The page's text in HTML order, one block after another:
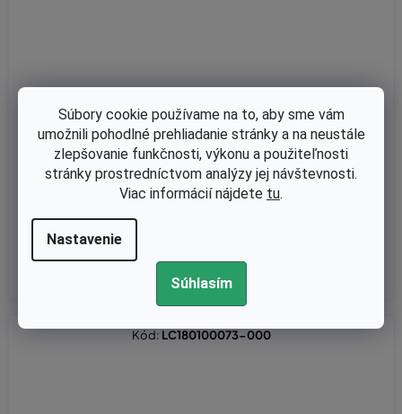
Súbory cookie používame na to, aby sme vám
umožnili pohodlné prehliadanie stránky a na neustále
zlepšovanie funkčnosti, výkonu a použiteľnosti
stránky prostredníctvom analýzy jej návštevnosti.
Viac informácií nájdete tu.
Nastavenie
Súhlasím
Vzduchový filter Loncin G200F -ORIGINÁL 180100034-T040
Skladom
€5,81 bez DPH
€7,15
Kód: LC180100073-000